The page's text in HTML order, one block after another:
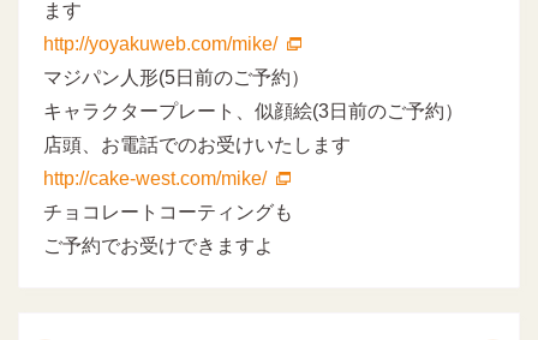
ます
http://yoyakuweb.com/mike/
マジパン人形(5日前のご予約）
キャラクタープレート、似顔絵(3日前のご予約）
店頭、お電話でのお受けいたします
http://cake-west.com/mike/
チョコレートコーティングも
ご予約でお受けできますよ